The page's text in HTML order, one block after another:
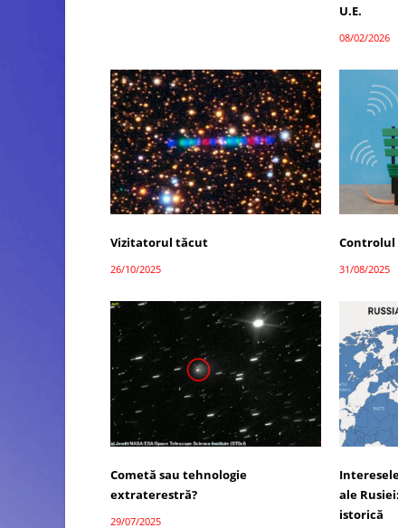
U.E.
08/02/2026
Vizitatorul tăcut
26/10/2025 31/08/2025
Cometă sau tehnologie
extraterestră?
29/07/2025
ale
istorică